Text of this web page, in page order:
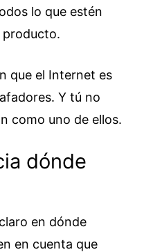
lo que estén
producto.
que el Internet es
Y tú no
como uno de ellos.
dónde
en dónde
en cuenta que